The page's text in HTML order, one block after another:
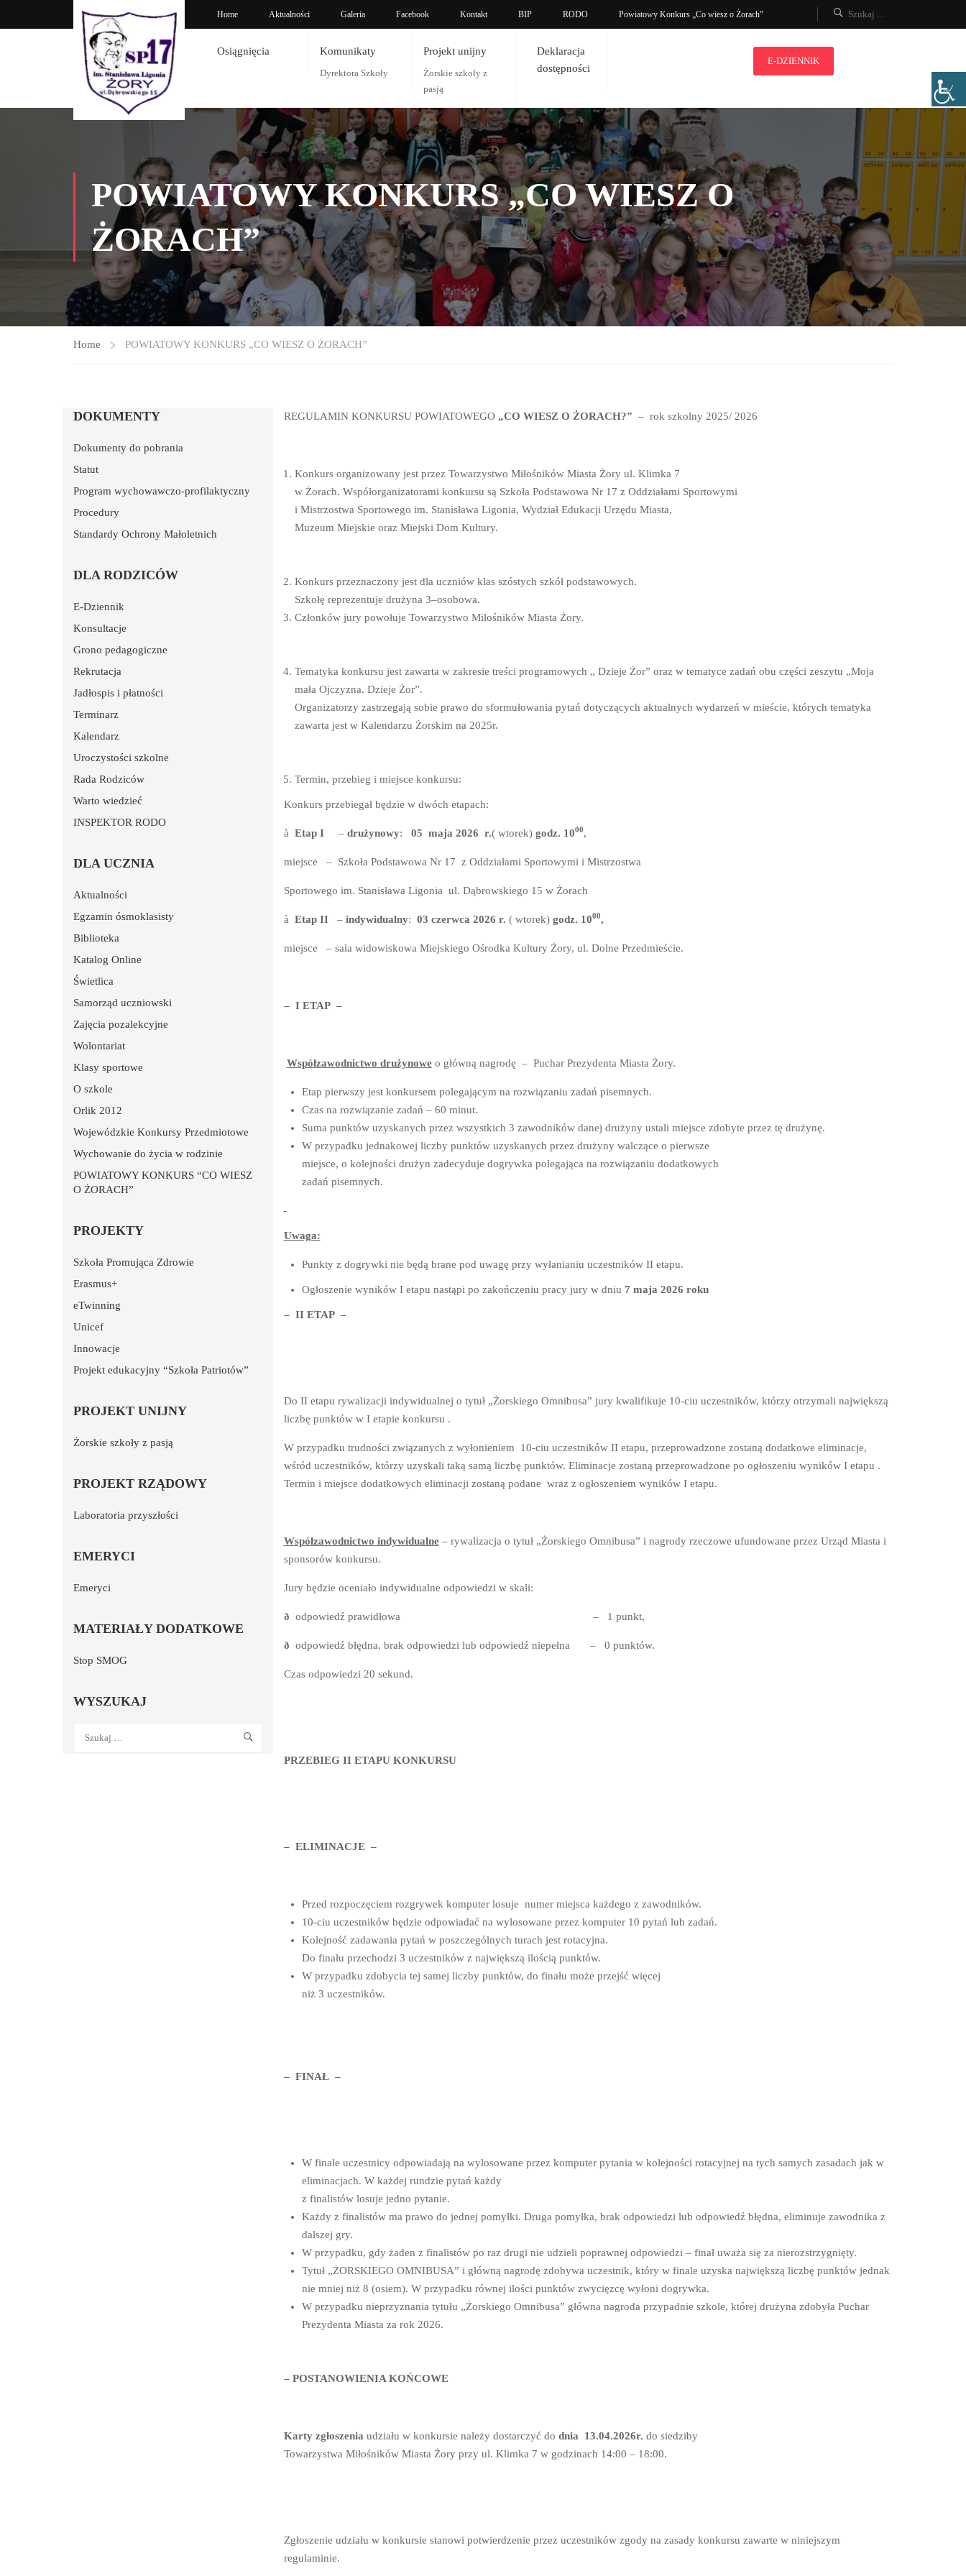
Home Aktualności Galeria Facebook Kontakt BIP RODO Powiatowy Konkurs „Co wiesz o Żorach”
Osiągnięcia Komunikaty
Dyrektora Szkoły
Projekt unijny
Żorskie szkoły z
pasją
Deklaracja
dostępności
E-DZIENNIK
POWIATOWY KONKURS „CO WIESZ O
ŻORACH”
Home POWIATOWY KONKURS „CO WIESZ O ŻORACH”
REGULAMIN KONKURSU POWIATOWEGO „CO WIESZ O ŻORACH?” – rok szkolny 2025/ 2026
Konkurs organizowany jest przez Towarzystwo Miłośników Miasta Żory ul. Klimka 7
w Żorach. Współorganizatorami konkursu są Szkoła Podstawowa Nr 17 z Oddziałami Sportowymi
i Mistrzostwa Sportowego im. Stanisława Ligonia, Wydział Edukacji Urzędu Miasta,
Muzeum Miejskie oraz Miejski Dom Kultury.
Konkurs przeznaczony jest dla uczniów klas szóstych szkół podstawowych.
Szkołę reprezentuje drużyna 3–osobowa.
Członków jury powołuje Towarzystwo Miłośników Miasta Żory.
Tematyka konkursu jest zawarta w zakresie treści programowych „ Dzieje Żor” oraz w tematyce zadań obu części zeszytu „Moja
mała Ojczyzna. Dzieje Żor”.
Organizatorzy zastrzegają sobie prawo do sformułowania pytań dotyczących aktualnych wydarzeń w mieście, których tematyka
zawarta jest w Kalendarzu Żorskim na 2025r.
Termin, przebieg i miejsce konkursu:
Konkurs przebiegał będzie w dwóch etapach:
à Etap I – drużynowy: 05 maja 2026 r.( wtorek)godz. 1000,
miejsce – Szkoła Podstawowa Nr 17 z Oddziałami Sportowymi i Mistrzostwa
Sportowego im. Stanisława Ligonia ul. Dąbrowskiego 15 w Żorach
à Etap II– indywidualny: 03 czerwca 2026 r. ( wtorek)godz. 1000,
miejsce – sala widowiskowa Miejskiego Ośrodka Kultury Żory, ul. Dolne Przedmieście.
– I ETAP –
Współzawodnictwo drużynoweo główną nagrodę – Puchar Prezydenta Miasta Żory.
Etap pierwszy jest konkursem polegającym na rozwiązaniu zadań pisemnych.
Czas na rozwiązanie zadań – 60 minut.
Suma punktów uzyskanych przez wszystkich 3 zawodników danej drużyny ustali miejsce zdobyte przez tę drużynę.
W przypadku jednakowej liczby punktów uzyskanych przez drużyny walczące o pierwsze
miejsce, o kolejności drużyn zadecyduje dogrywka polegająca na rozwiązaniu dodatkowych
zadań pisemnych.
Uwaga:
Punkty z dogrywki nie będą brane pod uwagę przy wyłanianiu uczestników II etapu.
Ogłoszenie wyników I etapu nastąpi po zakończeniu pracy jury w dniu 7 maja 2026 roku
– II ETAP –
Do II etapu rywalizacji indywidualnej o tytuł „Żorskiego Omnibusa” jury kwalifikuje 10-ciu uczestników, którzy otrzymali największą
liczbę punktów w I etapie konkursu .
W przypadku trudności związanych z wyłonieniem 10-ciu uczestników II etapu, przeprowadzone zostaną dodatkowe eliminacje,
wśród uczestników, którzy uzyskali taką samą liczbę punktów. Eliminacje zostaną przeprowadzone po ogłoszeniu wyników I etapu .
Termin i miejsce dodatkowych eliminacji zostaną podane wraz z ogłoszeniem wyników I etapu.
Współzawodnictwo indywidualne– rywalizacja o tytuł „Żorskiego Omnibusa” i nagrody rzeczowe ufundowane przez Urząd Miasta i
sponsorów konkursu.
Jury będzie oceniało indywidualne odpowiedzi w skali:
ð odpowiedź prawidłowa – 1 punkt,
ð odpowiedź błędna, brak odpowiedzi lub odpowiedź niepełna – 0 punktów.
Czas odpowiedzi 20 sekund.
PRZEBIEG II ETAPU KONKURSU
– ELIMINACJE –
Przed rozpoczęciem rozgrywek komputer losuje numer miejsca każdego z zawodników.
10-ciu uczestników będzie odpowiadać na wylosowane przez komputer 10 pytań lub zadań.
Kolejność zadawania pytań w poszczególnych turach jest rotacyjna.
Do finału przechodzi 3 uczestników z największą ilością punktów.
W przypadku zdobycia tej samej liczby punktów, do finału może przejść więcej
niż 3 uczestników.
– FINAŁ –
W finale uczestnicy odpowiadają na wylosowane przez komputer pytania w kolejności rotacyjnej na tych samych zasadach jak w
eliminacjach. W każdej rundzie pytań każdy
z finalistów losuje jedno pytanie.
Każdy z finalistów ma prawo do jednej pomyłki. Druga pomyłka, brak odpowiedzi lub odpowiedź błędna, eliminuje zawodnika z
dalszej gry.
W przypadku, gdy żaden z finalistów po raz drugi nie udzieli poprawnej odpowiedzi – finał uważa się za nierozstrzygnięty.
Tytuł „ŻORSKIEGO OMNIBUSA” i główną nagrodę zdobywa uczestnik, który w finale uzyska największą liczbę punktów jednak
nie mniej niż 8 (osiem). W przypadku równej ilości punktów zwycięzcę wyłoni dogrywka.
W przypadku nieprzyznania tytułu „Żorskiego Omnibusa” główna nagroda przypadnie szkole, której drużyna zdobyła Puchar
Prezydenta Miasta za rok 2026.
– POSTANOWIENIA KOŃCOWE
Karty zgłoszenia udziału w konkursie należy dostarczyć do dnia 13.04.2026r. do siedziby
Towarzystwa Miłośników Miasta Żory przy ul. Klimka 7 w godzinach 14:00 – 18:00.
Zgłoszenie udziału w konkursie stanowi potwierdzenie przez uczestników zgody na zasady konkursu zawarte w niniejszym
regulaminie.
DOKUMENTY
Dokumenty do pobrania
Statut
Program wychowawczo-profilaktyczny
Procedury
Standardy Ochrony Małoletnich
DLA RODZICÓW
E-Dziennik
Konsultacje
Grono pedagogiczne
Rekrutacja
Jadłospis i płatności
Terminarz
Kalendarz
Uroczystości szkolne
Rada Rodziców
Warto wiedzieć
INSPEKTOR RODO
DLA UCZNIA
Aktualności
Egzamin ósmoklasisty
Biblioteka
Katalog Online
Świetlica
Samorząd uczniowski
Zajęcia pozalekcyjne
Wolontariat
Klasy sportowe
O szkole
Orlik 2012
Wojewódzkie Konkursy Przedmiotowe
Wychowanie do życia w rodzinie
POWIATOWY KONKURS “CO WIESZ
O ŻORACH”
PROJEKTY
Szkoła Promująca Zdrowie
Erasmus+
eTwinning
Unicef
Innowacje
Projekt edukacyjny “Szkoła Patriotów”
PROJEKT UNIJNY
Żorskie szkoły z pasją
PROJEKT RZĄDOWY
Laboratoria przyszłości
EMERYCI
Emeryci
MATERIAŁY DODATKOWE
Stop SMOG
WYSZUKAJ